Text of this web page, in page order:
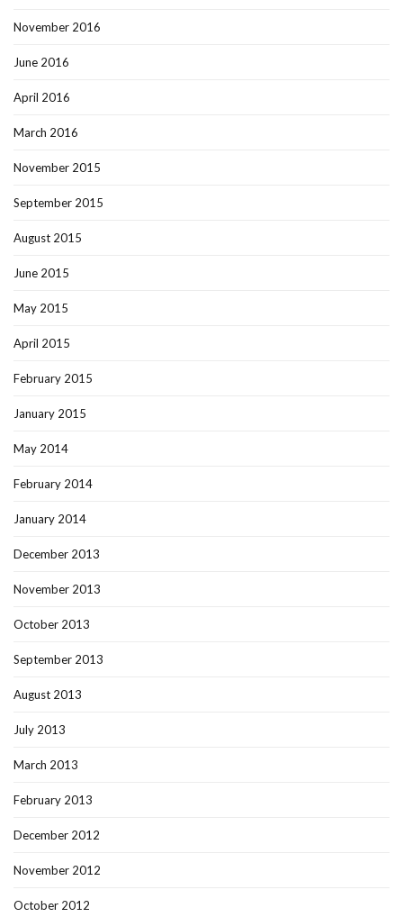
November 2016
June 2016
April 2016
March 2016
November 2015
September 2015
August 2015
June 2015
May 2015
April 2015
February 2015
January 2015
May 2014
February 2014
January 2014
December 2013
November 2013
October 2013
September 2013
August 2013
July 2013
March 2013
February 2013
December 2012
November 2012
October 2012